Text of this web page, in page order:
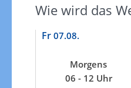
Wie wird das
Fr 07.08.
Morgens
06 - 12 Uhr